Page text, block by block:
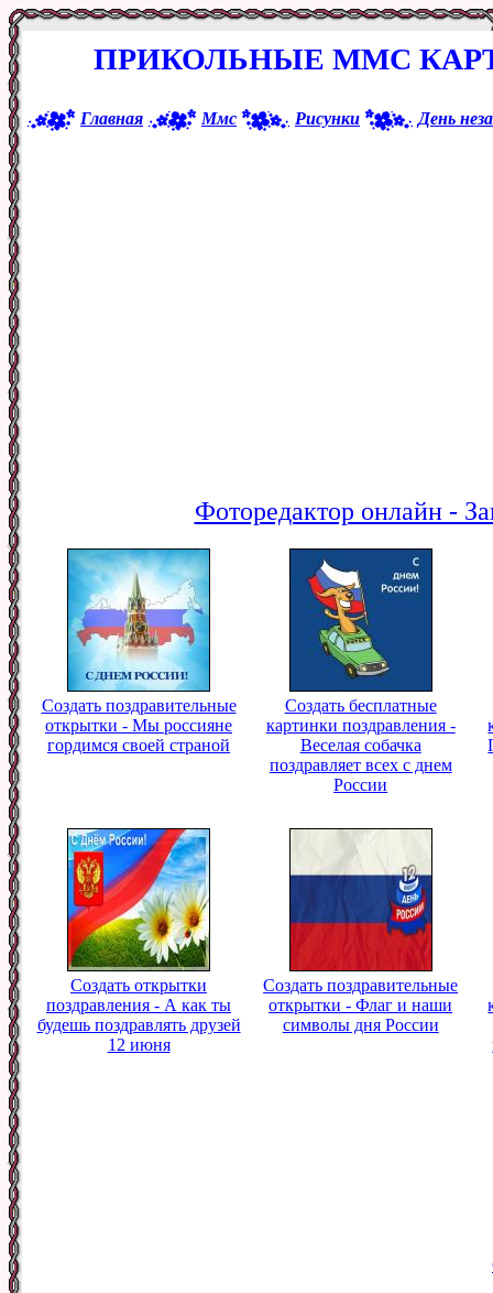
ПРИКОЛЬНЫЕ ММС
Главная Ммс Рисунки День
Фоторедактор онлайн -
Создать поздравительные
открытки - Мы россияне
гордимся своей страной
Создать бесплатные
картинки поздравления -
Веселая собачка
поздравляет всех с днем
России
Создать открытки
поздравления - А как ты
будешь поздравлять друзей
12 июня
Создать поздравительные
открытки - Флаг и наши
символы дня России